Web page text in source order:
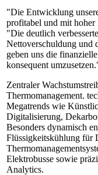
"Die Entwicklung
profitabel und mit hoher
"Die deutlich
Nettoverschuldung und
geben uns die
konsequent
Zentraler
Thermomanagement.
Megatrends wie
Digitalisierung,
Besonders dynamisch
Flüssigkeitskühlung für
Elektrobusse sowie
Analytics.